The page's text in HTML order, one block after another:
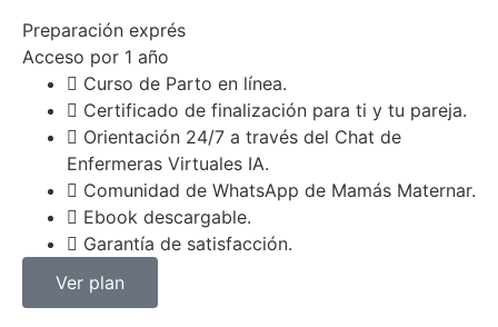
Preparación exprés
Acceso por 1 año
Curso de Parto en línea.
Certificado de finalización para ti y tu pareja.
Orientación 24/7 a través del Chat de
Enfermeras Virtuales IA.
Comunidad de WhatsApp de Mamás Maternar.
Ebook descargable.
Garantía de satisfacción.
Ver plan